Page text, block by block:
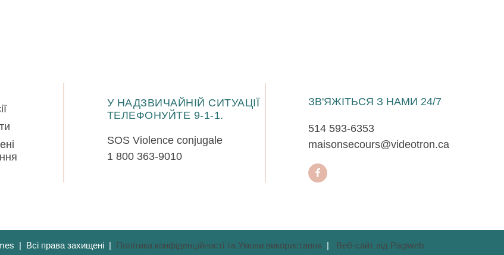
У НАДЗВИЧАЙНІЙ СИТУАЦІЇ
ТЕЛЕФОНУЙТЕ 9-1-1.
SOS Violence conjugale
1 800 363-9010
ЗВ'ЯЖІТЬСЯ З НАМИ 24/7
514 593-6353
maisonsecours@videotron.ca
| Всі права захищені | Політика конфіденційності та Умови використання | Веб-сайт від Pagiweb